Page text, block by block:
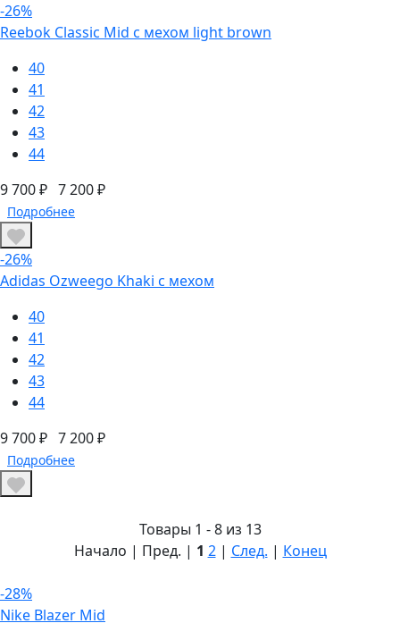
-26%
Reebok Classic Mid с мехом light brown
40
41
42
43
44
9 700 ₽ 7 200 ₽
Подробнее
-26%
Adidas Ozweego Khaki с мехом
40
41
42
43
44
9 700 ₽ 7 200 ₽
Подробнее
Товары 1 - 8 из 13
Начало | Пред. | 1 2| След. | Конец
-28%
Nike Blazer Mid